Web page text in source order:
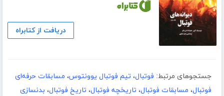
دریافت از کتابراه
جستجوهای مرتبط: فوتبال، تیم فوتبال یوونتوس، مسابقات حرفه‌ای
فوتبال، مسابقات فوتبال، تاریخچه فوتبال، تاریخ فوتبال، بدنسازی